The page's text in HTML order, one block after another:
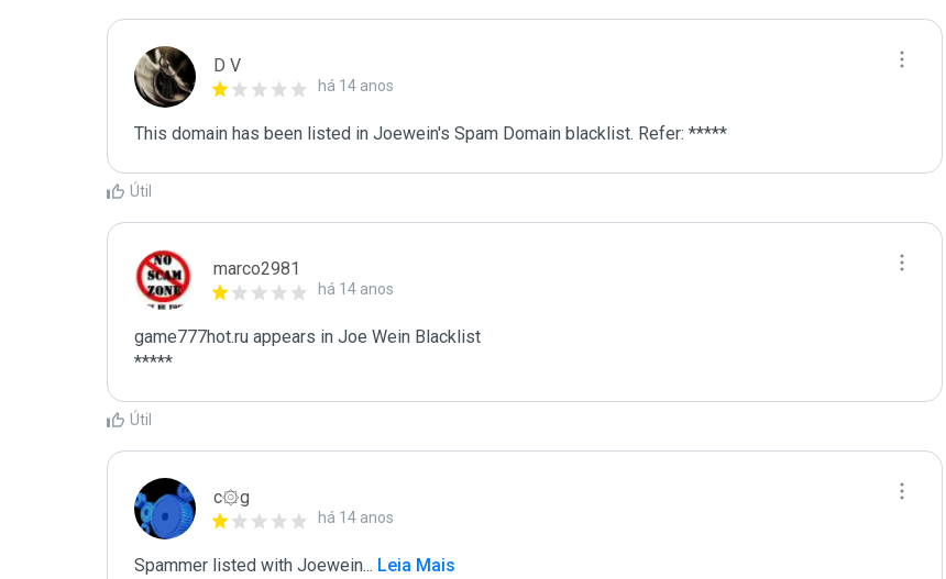
D V
há 14 anos
This domain has been listed in Joewein's Spam Domain blacklist. Refer: *****
Útil
marco2981
há 14 anos
game777hot.ru appears in Joe Wein Blacklist
*****
Útil
c۞g
há 14 anos
Spammer listed with Joewein ... Leia Mais